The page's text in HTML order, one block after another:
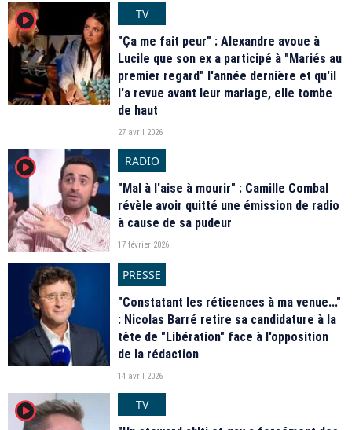
player2
TV
"Ça me fait peur" : Alexandre avoue à
Lucile que son ex a participé à "Mariés au
premier regard" l'année dernière et qu'il
l'a revue avant leur mariage, elle tombe
de haut
27 avril 2026
player2
RADIO
"Mal à l'aise à mourir" : Camille Combal
révèle avoir quitté une émission de radio
à cause de sa pudeur
17 février 2026
PRESSE
"Constatant les réticences à ma venue..."
: Nicolas Barré retire sa candidature à la
tête de "Libération" face à l'opposition
de la rédaction
14 avril 2026
player2
TV